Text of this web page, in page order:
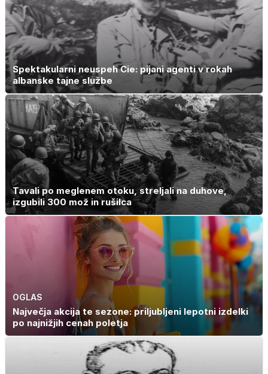
Spektakularni neuspeh Cie: pijani agenti v rokah
albanske tajne službe
Tavali po meglenem otoku, streljali na duhove,
izgubili 300 mož in rušilca
OGLAS
Največja akcija te sezone: priljubljeni lepotni izdelki
po najnižjih cenah poletja